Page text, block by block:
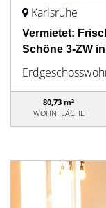
Karlsruhe
Vermietet:
Schöne 3-ZW
80,73 m²
WOHNFLÄCHE